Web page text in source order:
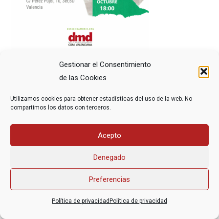
Gestionar el Consentimiento
de las Cookies
Utilizamos cookies para obtener estadísticas del uso de la web. No
compartimos los datos con terceros.
Acepto
Denegado
Preferencias
Política de privacidad Política de privacidad
informacion@derechoamorir.org